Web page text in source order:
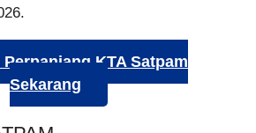
KTA Satpam
Sekarang